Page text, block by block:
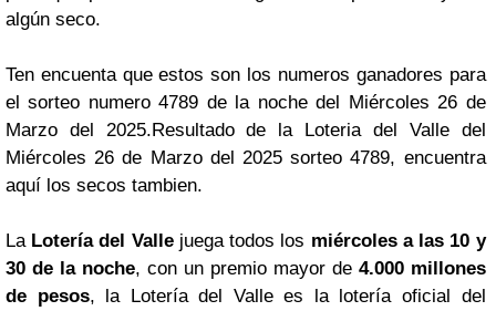
algún seco.
Ten encuenta que estos son los numeros ganadores para
el sorteo numero 4789 de la noche del Miércoles 26 de
Marzo del 2025.Resultado de la Loteria del Valle del
Miércoles 26 de Marzo del 2025 sorteo 4789, encuentra
aquí los secos tambien.
La Lotería del Vallejuega todos los miércoles a las 10 y
30 de la noche, con un premio mayor de 4.000 millones
de pesos, la Lotería del Valle es la lotería oficial del